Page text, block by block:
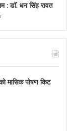
: डाॅ. धन सिंह रावत
मासिक पोषण किट